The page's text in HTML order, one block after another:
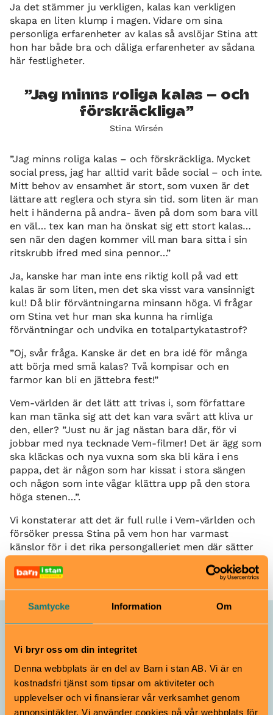
Samtycke Information Om
Vi bryr oss om din integritet
Denna webbplats är en del av Barn i stan AB. Vi är en
kostnadsfri tjänst som tipsar om aktiviteter och
upplevelser och vi finansierar vår verksamhet genom
annonsintäkter. Vi använder cookies på vår webbplats för
Ja det stämmer ju verkligen, kalas kan verkligen
skapa en liten klump i magen. Vidare om sina
personliga erfarenheter av kalas så avslöjar Stina att
hon har både bra och dåliga erfarenheter av sådana
här festligheter.
Jag minns roliga kalas – och
förskräckliga
Stina Wirsén
”Jag minns roliga kalas – och förskräckliga. Mycket
social press, jag har alltid varit både social – och inte.
Mitt behov av ensamhet är stort, som vuxen är det
lättare att reglera och styra sin tid. som liten är man
helt i händerna på andra- även på dom som bara vill
en väl… tex kan man ha önskat sig ett stort kalas…
sen när den dagen kommer vill man bara sitta i sin
ritskrubb ifred med sina pennor…”
Ja, kanske har man inte ens riktig koll på vad ett
kalas är som liten, men det ska visst vara vansinnigt
kul! Då blir förväntningarna minsann höga. Vi frågar
om Stina vet hur man ska kunna ha rimliga
förväntningar och undvika en totalpartykatastrof?
”Oj, svår fråga. Kanske är det en bra idé för många
att börja med små kalas? Två kompisar och en
farmor kan bli en jättebra fest!”
Vem-världen är det lätt att trivas i, som författare
kan man tänka sig att det kan vara svårt att kliva ur
den, eller? ”Just nu är jag nästan bara där, för vi
jobbar med nya tecknade Vem-filmer! Det är ägg som
ska kläckas och nya vuxna som ska bli kära i ens
pappa, det är någon som har kissat i stora sängen
och någon som inte vågar klättra upp på den stora
höga stenen…”.
Vi konstaterar att det är full rulle i Vem-världen och
försöker pressa Stina på vem hon har varmast
känslor för i det rika persongalleriet men där sätter
favoritfigur”.
Du kanske också är nyfiken på
Lista